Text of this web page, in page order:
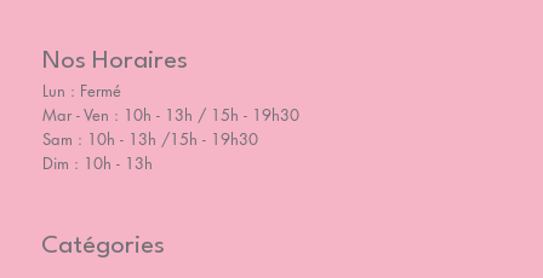
Nos Horaires
Lun : Fermé
Mar - Ven : 10h - 13h / 15h - 19h30
Sam : 10h - 13h /15h - 19h30
Dim : 10h - 13h
Catégories